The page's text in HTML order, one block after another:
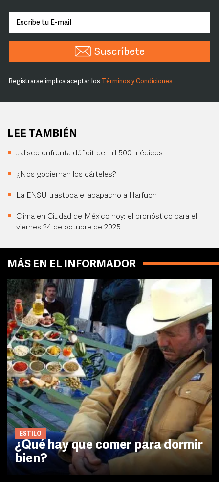
Suscríbete
Registrarse implica aceptar los Términos y Condiciones
LEE TAMBIÉN
Jalisco enfrenta déficit de mil 500 médicos
¿Nos gobiernan los cárteles?
La ENSU trastoca el apapacho a Harfuch
Clima en Ciudad de México hoy: el pronóstico para el
viernes 24 de octubre de 2025
MÁS EN EL INFORMADOR
ESTILO
¿Qué hay que comer para dormir
bien?